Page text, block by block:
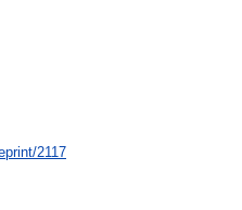
2117